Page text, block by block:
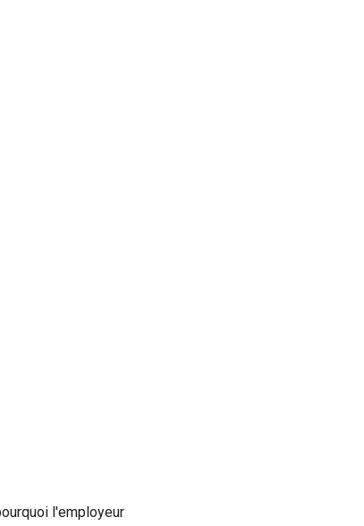
l'employeur